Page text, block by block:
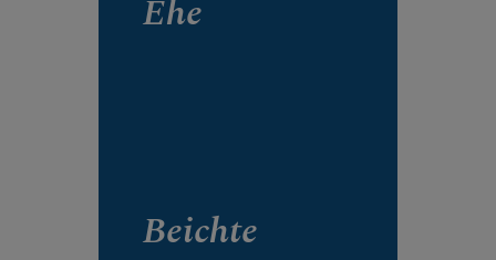
Ehe
Beichte